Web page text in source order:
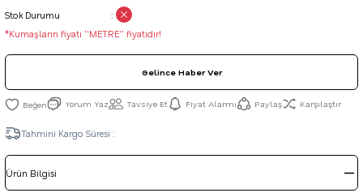
Stok Durumu
*Kumaşların fiyatı ''METRE'' fiyatıdır!
Gelince Haber Ver
Yorum Yaz Tavsiye Et Fiyat Alarmı Paylaş Karşılaştır
Tahmini Kargo Süresi :
Ürün Bilgisi